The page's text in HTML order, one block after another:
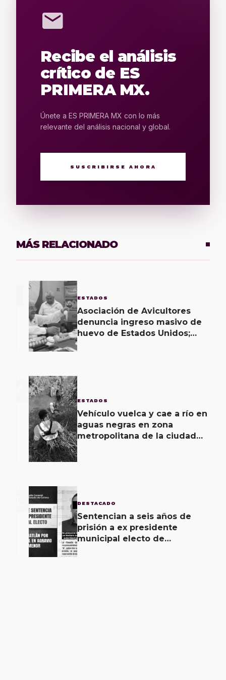
mail
Recibe el análisis
crítico de ES
PRIMERA MX.
Únete a ES PRIMERA MX con lo más
relevante del análisis nacional y global.
SUSCRIBIRSE AHORA
MÁS RELACIONADO
ESTADOS
Asociación de Avicultores
denuncia ingreso masivo de
huevo de Estados Unidos;
2 ESTADOS
Vehículo vuelca y cae a río en
aguas negras en zona
metropolitana de la ciudad
3 DESTACADO
Sentencian a seis años de
prisión a ex presidente
municipal electo de